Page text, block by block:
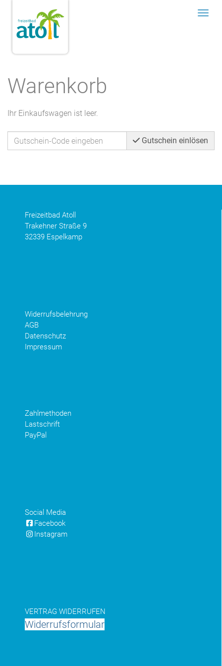
Warenkorb
Ihr Einkaufswagen ist leer.
Gutschein einlösen
Freizeitbad Atoll
Trakehner Straße 9
32339 Espelkamp
Widerrufsbelehrung
AGB
Datenschutz
Impressum
Zahlmethoden
Lastschrift
PayPal
Social Media
Facebook
Instagram
VERTRAG WIDERRUFEN
Widerrufsformular